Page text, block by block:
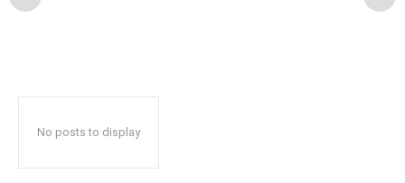
No posts to display